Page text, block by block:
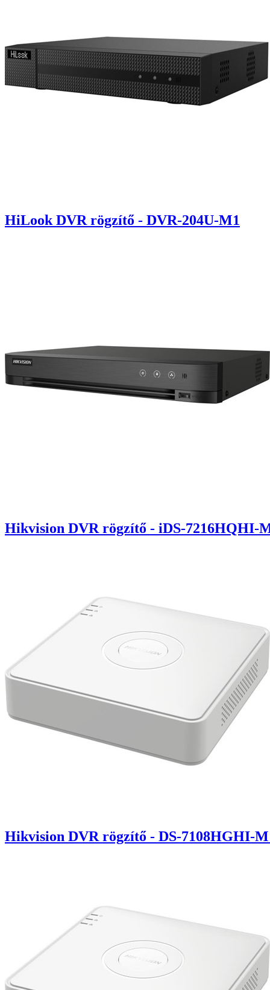
HiLook DVR rögzítő - DVR-204U-M1
Hikvision DVR rögzítő - iDS-7216HQHI-
Hikvision DVR rögzítő - DS-7108HGHI-